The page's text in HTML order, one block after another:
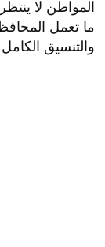
المواطن لا
ما تعمل
والتنسيق